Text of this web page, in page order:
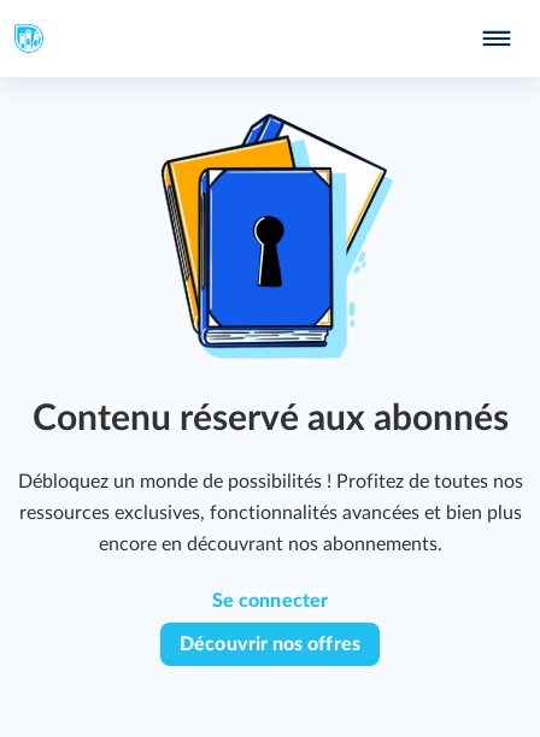
Contenu réservé aux abonnés
Débloquez un monde de possibilités ! Profitez de toutes nos
ressources exclusives, fonctionnalités avancées et bien plus
encore en découvrant nos abonnements.
Se connecter
Découvrir nos offres